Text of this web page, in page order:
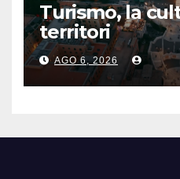
Turismo, la
territori
AGO 6, 2026